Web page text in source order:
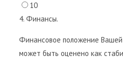
10
4. Финансы.
Финансовое положение
может быть оценено как